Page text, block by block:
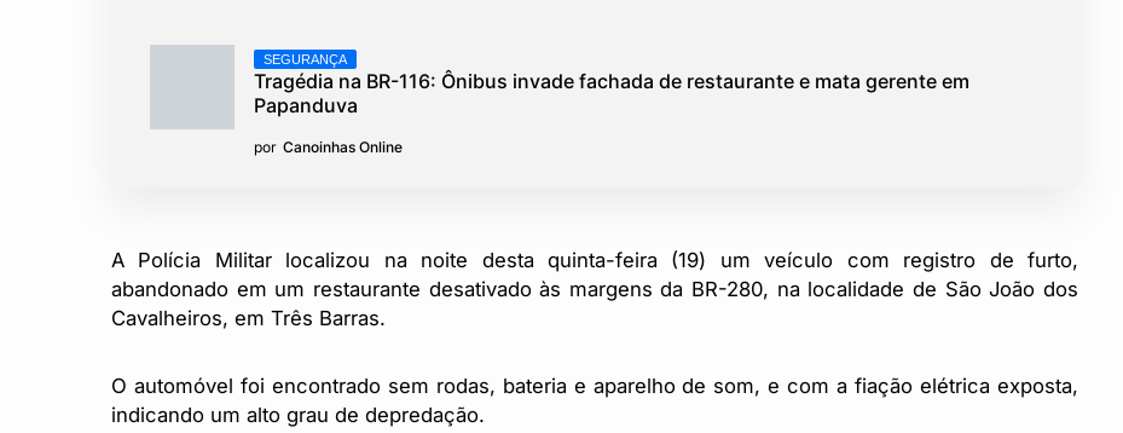
SEGURANÇA
Tragédia na BR-116: Ônibus invade fachada de restaurante e mata gerente em
Papanduva
por Canoinhas Online
A Polícia Militar localizou na noite desta quinta-feira (19) um veículo com registro de furto,
abandonado em um restaurante desativado às margens da BR-280, na localidade de São João dos
Cavalheiros, em Três Barras.
O automóvel foi encontrado sem rodas, bateria e aparelho de som, e com a fiação elétrica exposta,
indicando um alto grau de depredação.